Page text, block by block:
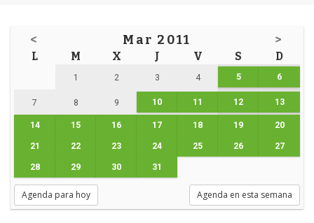
< Mar 2011 >
L M X J V S D
1 2 3 4 5 6
7 8 9 10 11 12 13
14 15 16 17 18 19 20
21 22 23 24 25 26 27
28 29 30 31
Agenda para hoy Agenda en esta semana